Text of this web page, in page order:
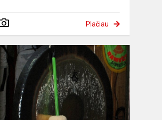
Plačiau